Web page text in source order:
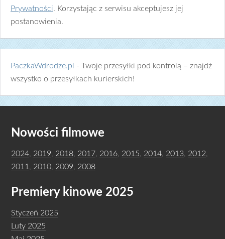
Prywatności. Korzystając z serwisu akceptujesz jej
postanowienia.
PaczkaWdrodze.pl
- Twoje przesyłki pod kontrolą – znajdź
wszystko o przesyłkach kurierskich!
Nowości filmowe
2024 2019 2018 2017 2016 2015 2014 2013 2012
2011
2010 2009 2008
Premiery kinowe 2025
Styczeń 2025
Luty 2025